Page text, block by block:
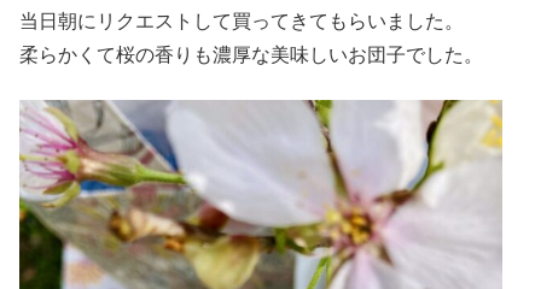
当日朝にリクエストして買ってきてもらいました。
柔らかくて桜の香りも濃厚な美味しいお団子でした。